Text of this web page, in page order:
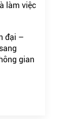
làm việc
đại –
gian